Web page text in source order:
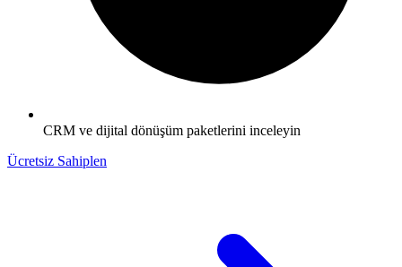
CRM ve dijital dönüşüm paketlerini inceleyin
Ücretsiz Sahiplen